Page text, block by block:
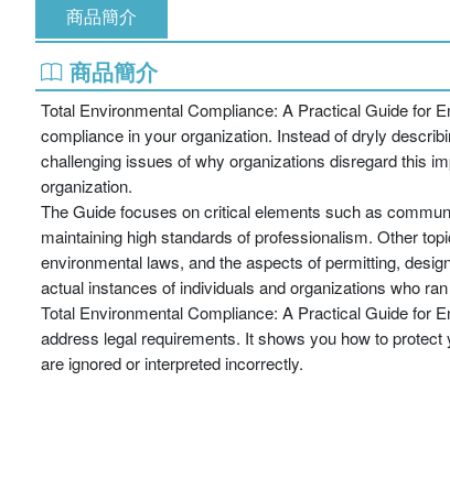
商品簡介
商品簡介
Total Environmental Compliance: A Practical Guide for
compliance in your organization. Instead of dryly
challenging issues of why organizations disregard this
organization.
The Guide focuses on critical elements such as
maintaining high standards of professionalism. Other
environmental laws, and the aspects of permitting,
actual instances of individuals and organizations who
Total Environmental Compliance: A Practical Guide for
address legal requirements. It shows you how to
are ignored or interpreted incorrectly.